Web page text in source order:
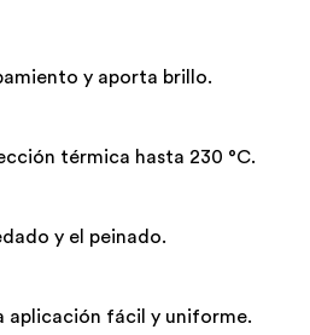
y aporta brillo.
térmica hasta 230 °C.
y el peinado.
aplicación fácil y uniforme.